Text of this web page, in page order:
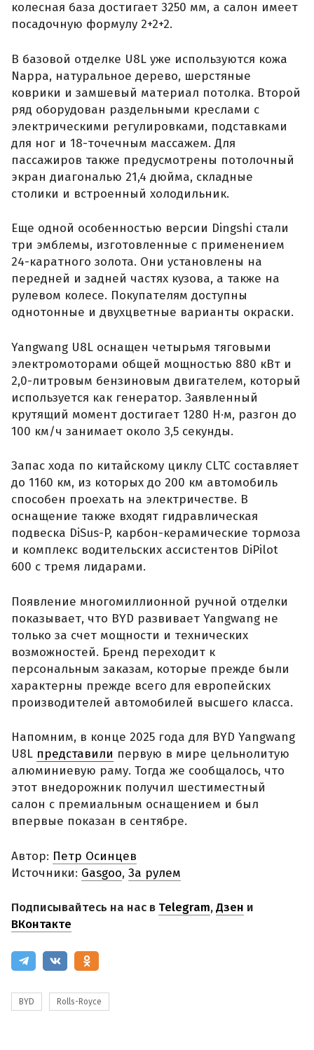
колесная база достигает 3250 мм, а салон имеет
посадочную формулу 2+2+2.
В базовой отделке U8L уже используются кожа
Nappa, натуральное дерево, шерстяные
коврики и замшевый материал потолка. Второй
ряд оборудован раздельными креслами с
электрическими регулировками, подставками
для ног и 18-точечным массажем. Для
пассажиров также предусмотрены потолочный
экран диагональю 21,4 дюйма, складные
столики и встроенный холодильник.
Еще одной особенностью версии Dingshi стали
три эмблемы, изготовленные с применением
24-каратного золота. Они установлены на
передней и задней частях кузова, а также на
рулевом колесе. Покупателям доступны
однотонные и двухцветные варианты окраски.
Yangwang U8L оснащен четырьмя тяговыми
электромоторами общей мощностью 880 кВт и
2,0-литровым бензиновым двигателем, который
используется как генератор. Заявленный
крутящий момент достигает 1280 Н·м, разгон до
100 км/ч занимает около 3,5 секунды.
Запас хода по китайскому циклу CLTC составляет
до 1160 км, из которых до 200 км автомобиль
способен проехать на электричестве. В
оснащение также входят гидравлическая
подвеска DiSus-P, карбон-керамические тормоза
и комплекс водительских ассистентов DiPilot
600 с тремя лидарами.
Появление многомиллионной ручной отделки
показывает, что BYD развивает Yangwang не
только за счет мощности и технических
возможностей. Бренд переходит к
персональным заказам, которые прежде были
характерны прежде всего для европейских
производителей автомобилей высшего класса.
Напомним, в конце 2025 года для BYD Yangwang
U8L представили первую в мире цельнолитую
алюминиевую раму. Тогда же сообщалось, что
этот внедорожник получил шестиместный
салон с премиальным оснащением и был
впервые показан в сентябре.
Автор: Петр Осинцев
Источники: Gasgoo, За рулем
Подписывайтесь на нас в Telegram,Дзен и
ВКонтакте
BYD Rolls-Royce